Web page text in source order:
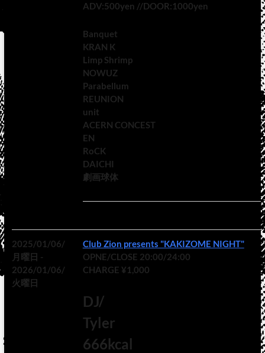
ADV:500yen //DOOR:1000yen
Banquet
KRAN K
Limp Shrimp
NOWUZ
Parabellum
REUNION
unit
ACERN CONCEST
EN
RoCK
DAICHI
劇画球体
2025/01/06/
月曜日 -
2026/01/06/
火曜日
Club Zion presents "KAKIZOME NIGHT"
OPNE/CLOSE 20:00/24:00
CHARGE ¥1,000
DJ/
Tyler
666kcal